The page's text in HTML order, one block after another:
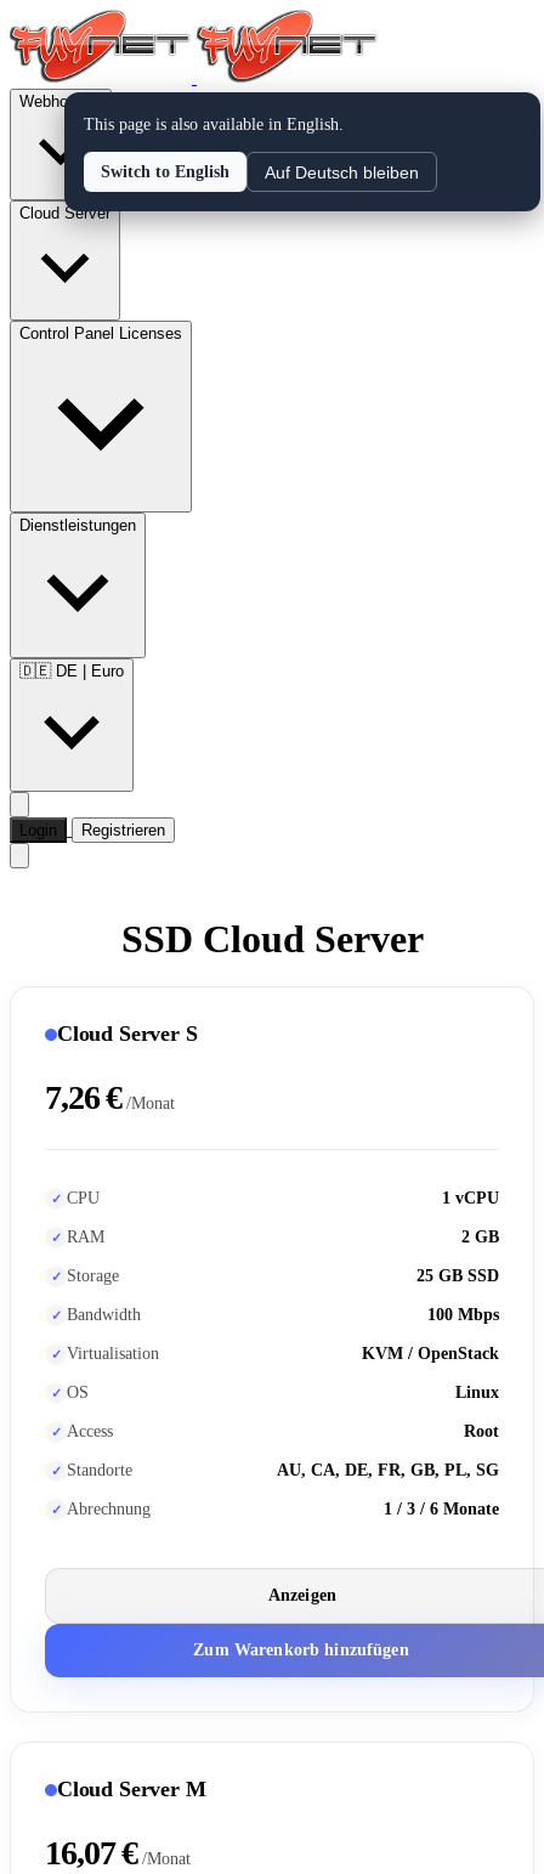
Webhosting
Cloud Server
Control Panel Licenses
Dienstleistungen
🇩🇪 DE Euro
Login Registrieren
SSD Cloud Server
Cloud Server S
7,26 € /Monat
CPU 1 vCPU
RAM 2 GB
Storage 25 GB SSD
Bandwidth 100 Mbps
Virtualisation KVM / OpenStack
OS Linux
Access Root
Standorte AU, CA, DE, FR, GB, PL, SG
Abrechnung 1 / 3 / 6 Monate
Anzeigen
Zum Warenkorb hinzufügen
Cloud Server M
16,07 € /Monat
This page is also available in English.
Switch to English Auf Deutsch bleiben